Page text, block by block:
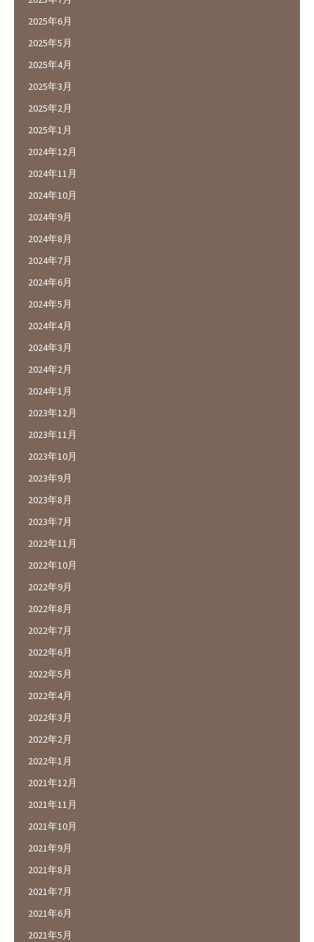
2025年6月
2025年5月
2025年4月
2025年3月
2025年2月
2025年1月
2024年12月
2024年11月
2024年10月
2024年9月
2024年8月
2024年7月
2024年6月
2024年5月
2024年4月
2024年3月
2024年2月
2024年1月
2023年12月
2023年11月
2023年10月
2023年9月
2023年8月
2023年7月
2022年11月
2022年10月
2022年9月
2022年8月
2022年7月
2022年6月
2022年5月
2022年4月
2022年3月
2022年2月
2022年1月
2021年12月
2021年11月
2021年10月
2021年9月
2021年8月
2021年7月
2021年6月
2021年5月